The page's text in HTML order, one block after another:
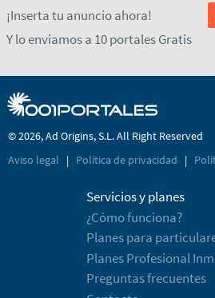
¡Inserta tu anuncio ahora!
Y lo enviamos a 10 portales Gratis
© 2026, Ad Origins, S.L. All Right Reserved
Aviso legal
| Política de privacidad |
Servicios y planes
¿Cómo funciona?
Planes para
Planes Profesional
Preguntas frecuentes